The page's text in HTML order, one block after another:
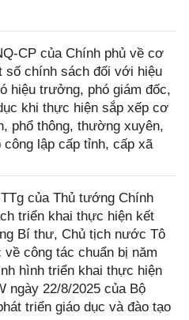
CP của Chính phủ về cơ
số chính sách đối với hiệu
hiệu trưởng, phó giám đốc,
khi thực hiện sắp xếp cơ
phổ thông, thường xuyên,
công lập cấp tỉnh, cấp xã
của Thủ tướng Chính
triển khai thực hiện kết
Bí thư, Chủ tịch nước Tô
công tác chuẩn bị năm
hình triển khai thực hiện
ngày 22/8/2025 của Bộ
triển giáo dục và đào tạo